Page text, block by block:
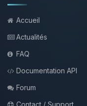
Accueil
Actualités
FAQ
Documentation API
Forum
Contact / Support